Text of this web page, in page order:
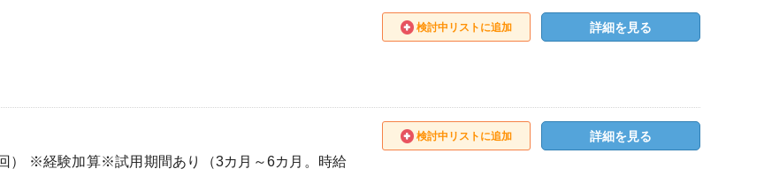
検討中リストに追加 詳細を見る
※経験加算※試用期間あり（3カ月～6カ月。時給
検討中リストに追加 詳細を見る